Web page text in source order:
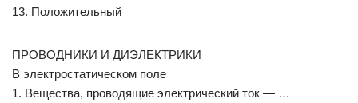
13. Положительный
ПРОВОДНИКИ И ДИЭЛЕКТРИКИ
В электростатическом поле
1. Вещества, проводящие электрический ток — …